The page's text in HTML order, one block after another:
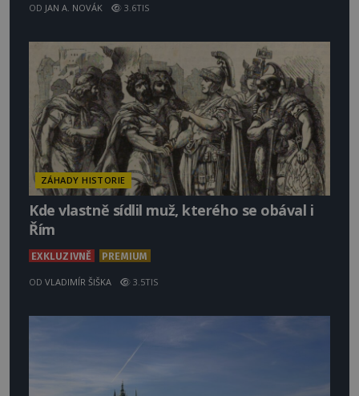
OD JAN A. NOVÁK 3.6TIS
ZÁHADY HISTORIE
Kde vlastně sídlil muž, kterého se obával i
Řím
EXKLUZIVNĚ PREMIUM
OD VLADIMÍR ŠIŠKA 3.5TIS